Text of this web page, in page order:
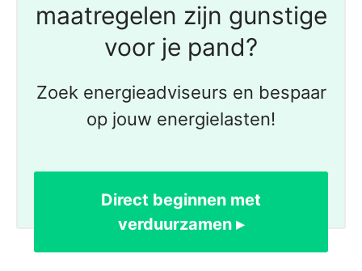
maatregelen zijn gunstige
voor je pand?
Zoek energieadviseurs en bespaar
op jouw energielasten!
Direct beginnen met
verduurzamen ▸